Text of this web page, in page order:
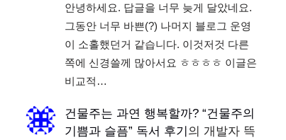
안녕하세요. 답글을 너무 늦게 달았네요.
그동안 너무 바쁜(?) 나머지 블로그 운영
이 소홀했던거 같습니다. 이것저것 다른
쪽에 신경쓸께 많아서요 ㅎㅎㅎㅎ 이글은
비교적…
건물주는 과연 행복할까? “건물주의
기쁨과 슬픔” 독서 후기 의 개발자 뜩